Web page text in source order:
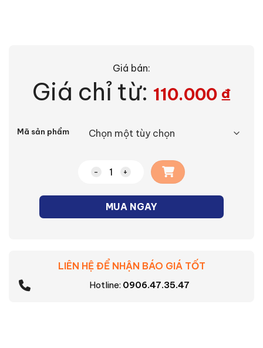
Giá bán:
Giá chỉ từ: 110.000 ₫
Mã sản phẩm
Bóng Đèn LED Bulb Trụ Nanoco Công
MUA NGAY
LIÊN HỆ ĐỂ NHẬN BÁO GIÁ TỐT
Hotline: 0906.47.35.47